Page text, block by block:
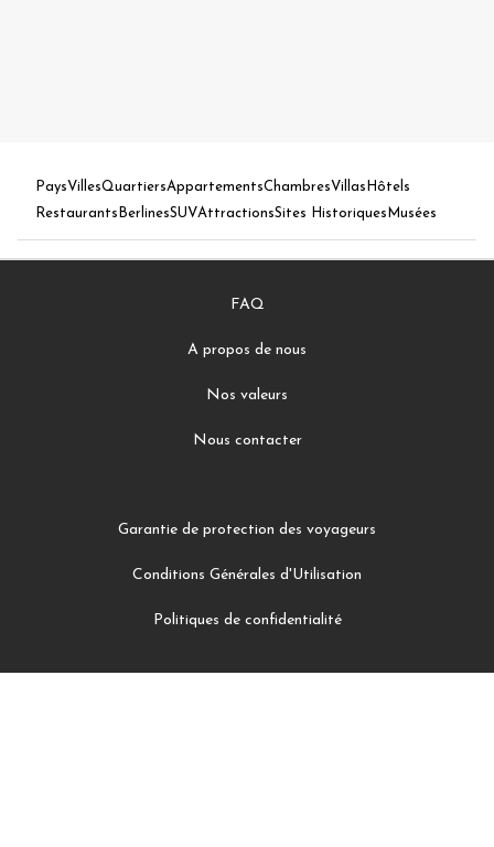
PaysVillesQuartiersAppartementsChambresVillas Hôtels
Restaurants BerlinesSUVAttractionsSites Historiques Musées
FAQ
A propos de nous
Nos valeurs
Nous contacter
Garantie de protection des voyageurs
Conditions Générales d'Utilisation
Politiques de confidentialité